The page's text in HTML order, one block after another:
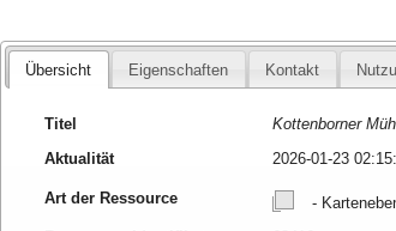
Übersicht Eigenschaften Kontakt
Titel
Kottenborner
Aktualität
2026-01-23
Art der Ressource
-